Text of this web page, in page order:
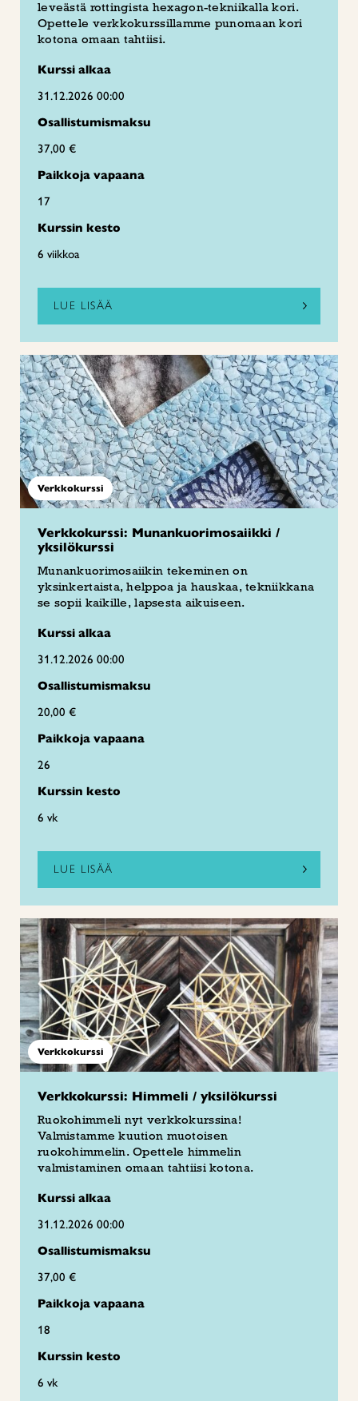
leveästä rottingista hexagon-tekniikalla kori.
Opettele verkkokurssillamme punomaan kori
kotona omaan tahtiisi.
Kurssi alkaa
31.12.2026 00:00
Osallistumismaksu
37,00 €
Paikkoja vapaana
17
Kurssin kesto
6 viikkoa
LUE LISÄÄ
Verkkokurssi
Verkkokurssi: Munankuorimosaiikki /
yksilökurssi
Munankuorimosaiikin tekeminen on
yksinkertaista, helppoa ja hauskaa, tekniikkana
se sopii kaikille, lapsesta aikuiseen.
Kurssi alkaa
31.12.2026 00:00
Osallistumismaksu
20,00 €
Paikkoja vapaana
26
Kurssin kesto
6 vk
LUE LISÄÄ
Verkkokurssi
Verkkokurssi: Himmeli / yksilökurssi
Ruokohimmeli nyt verkkokurssina!
Valmistamme kuution muotoisen
ruokohimmelin. Opettele himmelin
valmistaminen omaan tahtiisi kotona.
Kurssi alkaa
31.12.2026 00:00
Osallistumismaksu
37,00 €
Paikkoja vapaana
18
Kurssin kesto
6 vk